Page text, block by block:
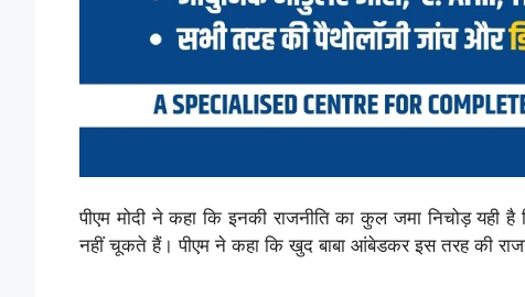
पीएम मोदी ने कहा कि इनकी राजनीति का कुल जमा निचोड़ यही
नहीं चूकते हैं। पीएम ने कहा कि खुद बाबा आंबेडकर इस तरह की